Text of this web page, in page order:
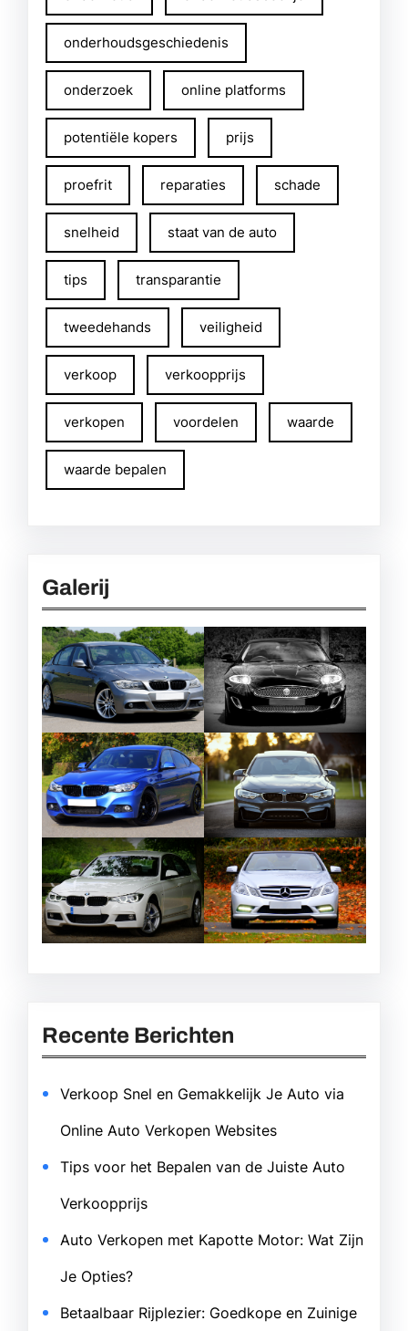
onderhoudsgeschiedenis
onderzoek online platforms
potentiële kopers prijs
proefrit reparaties schade
snelheid staat van de auto
tips transparantie
tweedehands veiligheid
verkoop verkoopprijs
verkopen voordelen waarde
waarde bepalen
Galerij
Recente Berichten
Verkoop Snel en Gemakkelijk Je Auto via
Online Auto Verkopen Websites
Tips voor het Bepalen van de Juiste Auto
Verkoopprijs
Auto Verkopen met Kapotte Motor: Wat Zijn
Je Opties?
Betaalbaar Rijplezier: Goedkope en Zuinige